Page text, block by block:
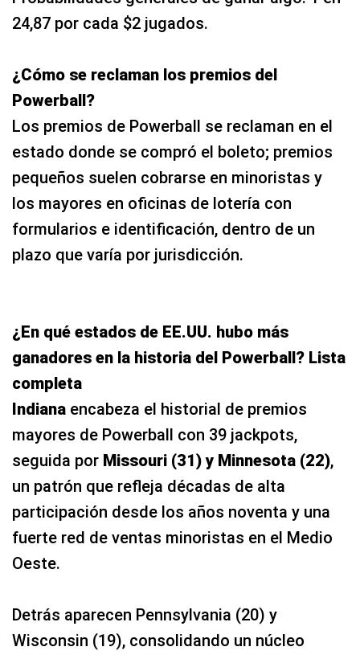
24,87 por cada $2 jugados.
¿Cómo se reclaman los premios del
Powerball?
Los premios de Powerball se reclaman en el
estado donde se compró el boleto; premios
pequeños suelen cobrarse en minoristas y
los mayores en oficinas de lotería con
formularios e identificación, dentro de un
plazo que varía por jurisdicción.
¿En qué estados de EE.UU. hubo más
ganadores en la historia del Powerball? Lista
completa
Indiana encabeza el historial de premios
mayores de Powerball con 39 jackpots,
seguida por Missouri (31) y Minnesota (22),
un patrón que refleja décadas de alta
participación desde los años noventa y una
fuerte red de ventas minoristas en el Medio
Oeste.
Detrás aparecen Pennsylvania (20) y
Wisconsin (19), consolidando un núcleo